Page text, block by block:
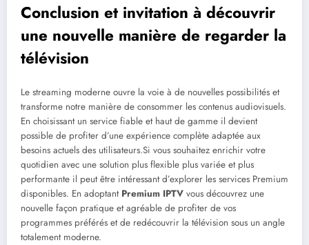
Conclusion et invitation à découvrir
une nouvelle manière de regarder la
télévision
Le streaming moderne ouvre la voie à de nouvelles possibilités et
transforme notre manière de consommer les contenus audiovisuels.
En choisissant un service fiable et haut de gamme il devient
possible de profiter d’une expérience complète adaptée aux
besoins actuels des utilisateurs.Si vous souhaitez enrichir votre
quotidien avec une solution plus flexible plus variée et plus
performante il peut être intéressant d’explorer les services Premium
disponibles. En adoptant Premium IPTV vous découvrez une
nouvelle façon pratique et agréable de profiter de vos
programmes préférés et de redécouvrir la télévision sous un angle
totalement moderne.